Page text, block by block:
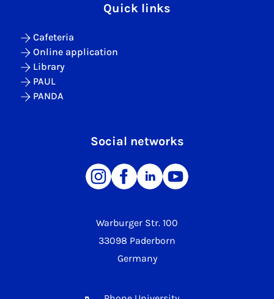
Warburger Str. 100
33098 Paderborn
Germany
Quick links
Cafeteria
Online application
Library
PAUL
PANDA
Social networks